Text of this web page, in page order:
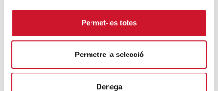
Permet-les totes
Permetre la selecció
Denega
Descarrega’t el manual de la corona
d’Advent
Descarrega’t el «Qui és qui?, en el portal de